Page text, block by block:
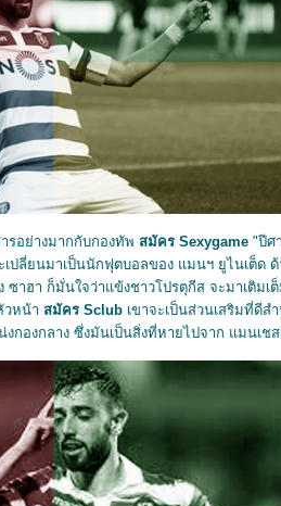
รอย่างมากกับกองทัพ สมัคร Sexygame "ปีศ
เปลี่ยนมาเป็นนักฟุตบอลของ แมนฯ ยูไนเต็ด
ฮา ก็มั่นใจว่าแข้งชาวโปรตุกีส จะมาเติมเ
วหน้า สมัคร Sclub เขาจะเป็นส่วนเสริมที่ดี
กองกลาง ซึ่งมันเป็นสิ่งที่หายไปจาก แมนเช